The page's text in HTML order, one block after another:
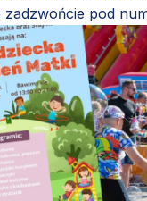
zadzwońcie pod